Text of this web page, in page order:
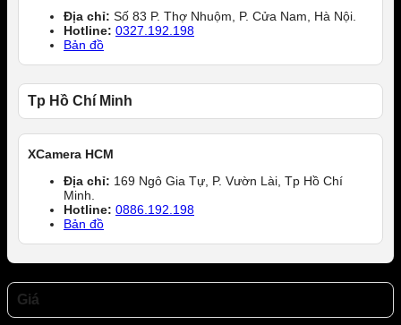
Địa chỉ: Số 83 P. Thợ Nhuộm, P. Cửa Nam, Hà Nội.
Hotline: 0327.192.198
Bản đồ
Tp Hồ Chí Minh
XCamera HCM
Địa chỉ: 169 Ngô Gia Tự, P. Vườn Lài, Tp Hồ Chí
Minh.
Hotline: 0886.192.198
Bản đồ
Giá